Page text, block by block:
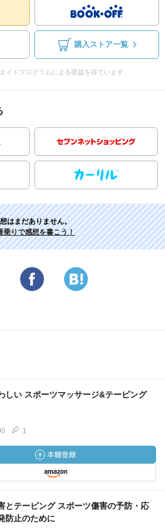
購入ストア一覧
イトプログラムによる収益を得ています
はまだありません。
乗りで感想を書こう！
しい スポーツマッサージ&テーピング
1
とテーピング スポーツ傷害の予防・応
防止のために